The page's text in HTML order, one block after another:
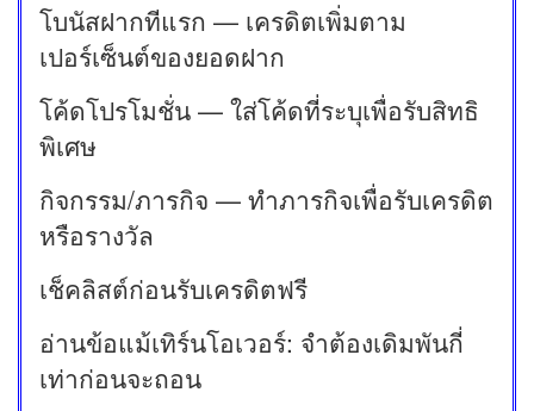
โบนัสฝากทีแรก — เครดิตเพิ่มตาม
เปอร์เซ็นต์ของยอดฝาก
โค้ดโปรโมชั่น — ใส่โค้ดที่ระบุเพื่อรับสิทธิ
พิเศษ
กิจกรรม/ภารกิจ — ทำภารกิจเพื่อรับเครดิต
หรือรางวัล
เช็คลิสต์ก่อนรับเครดิตฟรี
อ่านข้อแม้เทิร์นโอเวอร์: จำต้องเดิมพันกี่
เท่าก่อนจะถอน